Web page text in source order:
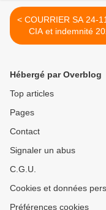
< COURRIER SA 24-11-25 :
CIA et indemnité
Hébergé par Overblog
Top articles
Pages
Contact
Signaler un abus
C.G.U.
Cookies et données
Préférences cookies